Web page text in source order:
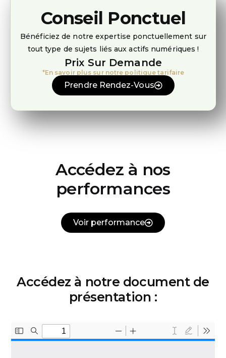
Conseil Ponctuel
Bénéficiez de notre expertise ponctuellement sur
tout type de sujets liés aux actifs numériques !
Prix Sur Demande
*En savoir plus sur notre politique tarifaire
Prendre Rendez-Vous
Accédez à nos
performances
Voir performance
Accédez à notre document de
présentation :